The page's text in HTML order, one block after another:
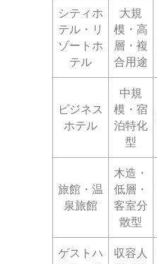
シティホ
テル・リ
ゾートホ
テル
大規
模・高
層・複
合用途
ビジネス
ホテル
中規
模・宿
泊特化
型
旅館・温
泉旅館
木造・
低層・
客室分
散型
ゲストハ
収容人